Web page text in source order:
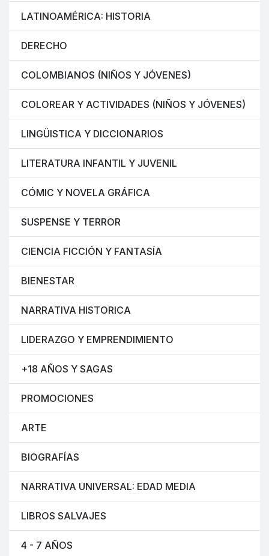
LATINOAMÉRICA: HISTORIA
DERECHO
COLOMBIANOS (NIÑOS Y JÓVENES)
COLOREAR Y ACTIVIDADES (NIÑOS Y JÓVENES)
LINGÜISTICA Y DICCIONARIOS
LITERATURA INFANTIL Y JUVENIL
CÓMIC Y NOVELA GRÁFICA
SUSPENSE Y TERROR
CIENCIA FICCIÓN Y FANTASÍA
BIENESTAR
NARRATIVA HISTORICA
LIDERAZGO Y EMPRENDIMIENTO
+18 AÑOS Y SAGAS
PROMOCIONES
ARTE
BIOGRAFÍAS
NARRATIVA UNIVERSAL: EDAD MEDIA
LIBROS SALVAJES
4 - 7 AÑOS